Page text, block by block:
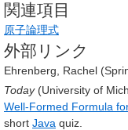
関連項目
原子論理式
外部リンク
Ehrenberg, Rachel
Today(University of
Well-Formed Formula
short Java quiz.